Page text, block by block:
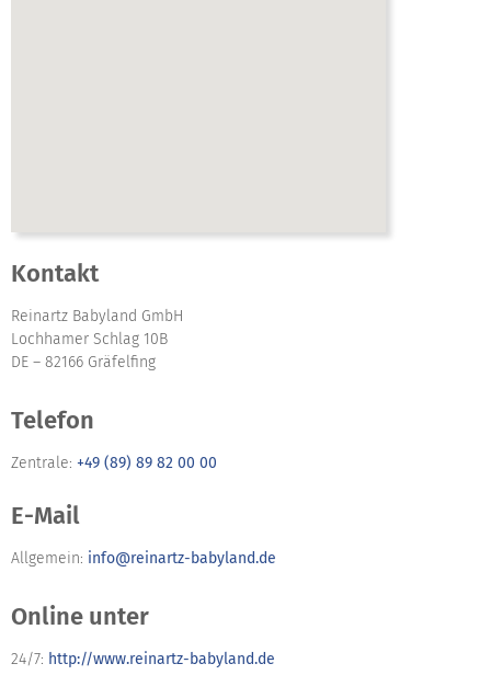
Kontakt
Reinartz Babyland GmbH
Lochhamer Schlag 10B
DE – 82166 Gräfelfing
Telefon
Zentrale: +49 (89) 89 82 00 00
E-Mail
Allgemein: info@reinartz-babyland.de
Online unter
24/7: http://www.reinartz-babyland.de